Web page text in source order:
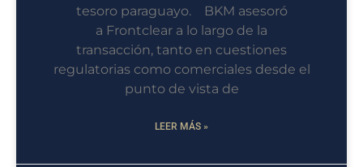
tesoro paraguayo. BKM asesoró
a Frontclear a lo largo de la
transacción, tanto en cuestiones
regulatorias como comerciales desde el
punto de vista de
LEER MÁS »